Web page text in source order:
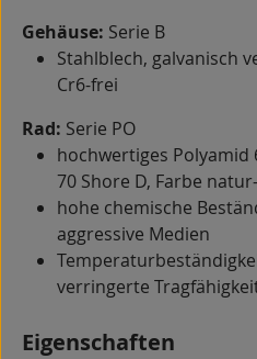
Gehäuse: Serie B
Stahlblech, galvanisch
Cr6-frei
Rad: Serie PO
hochwertiges Polyamid
70 Shore D, Farbe
hohe chemische
aggressive Medien
verringerte
Eigenschaften